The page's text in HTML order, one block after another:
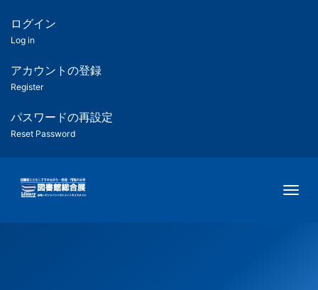
ツ
匿
名
ユ
ー
ー
用
メ
ログイン
Log in
アカウントの登録
Register
パスワードの再設定
Reset Password